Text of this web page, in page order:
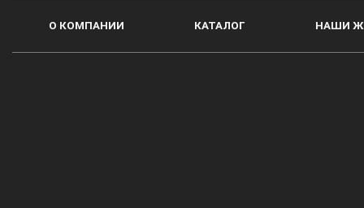
О КОМПАНИИ КАТАЛОГ НАШИ